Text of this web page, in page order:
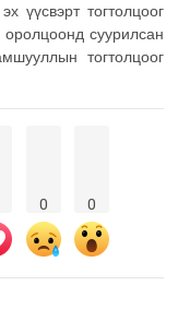
үүсвэрт тогтолцоог
оролцоонд суурилсан
тогтолцоог
0 0